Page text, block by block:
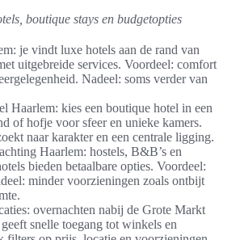
boutique stays en budgetopties
je vindt luxe hotels aan de rand van
uitgebreide services. Voordeel: comfort
Nadeel: soms verder van
Haarlem: kies een boutique hotel in een
of hofje voor sfeer en unieke kamers.
naar karakter en een centrale ligging.
Haarlem: hostels, B&B’s en
bieden betaalbare opties. Voordeel:
minder voorzieningen zoals ontbijt
overnachten nabij de Grote Markt
snelle toegang tot winkels en